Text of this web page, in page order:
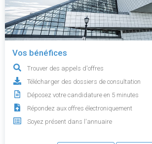
Vos bénéfices
Trouver des appels d'offres
Télécharger des dossiers de consultation
Déposez votre candidature en 5 minutes
Répondez aux offres électroniquement
Soyez présent dans l'annuaire